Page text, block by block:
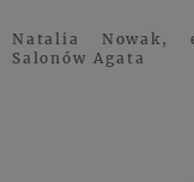
Natalia Nowak,
Salonów Agata